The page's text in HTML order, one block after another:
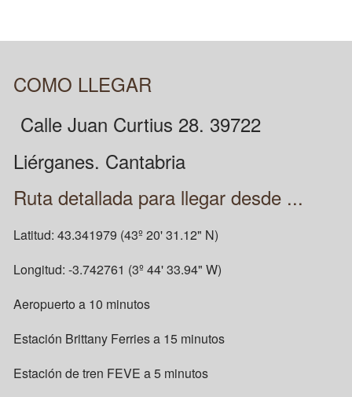
COMO LLEGAR
Calle Juan Curtius 28. 39722
Liérganes. Cantabria
Ruta detallada para llegar desde ...
Latitud: 43.341979 (43º 20' 31.12" N)
Longitud: -3.742761 (3º 44' 33.94" W)
Aeropuerto a 10 minutos
Estación Brittany Ferries a 15 minutos
Estación de tren FEVE a 5 minutos